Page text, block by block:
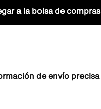
a la bolsa de compras
de envío precisa